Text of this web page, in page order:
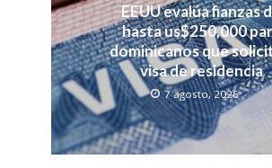
EEUU evalúa fianzas
hasta us$250,000
dominicanos que
visa de residencia
7 agosto, 2026